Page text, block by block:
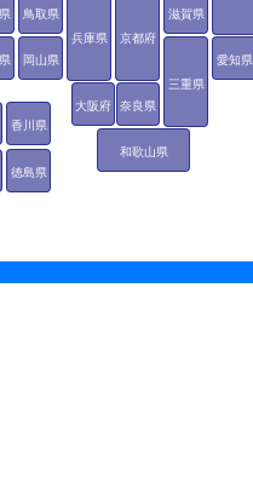
愛知県
三重県
滋賀県
京都府
大阪府
兵庫県
奈良県
和歌山県
鳥取県
岡山県
徳島県
香川県